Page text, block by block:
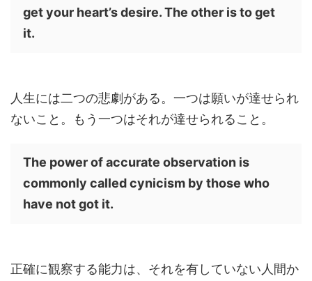
get your heart’s desire. The other is to get
it.
人生には二つの悲劇がある。一つは願いが達せられ
ないこと。もう一つはそれが達せられること。
The power of accurate observation is
commonly called cynicism by those who
have not got it.
正確に観察する能力は、それを有していない人間か